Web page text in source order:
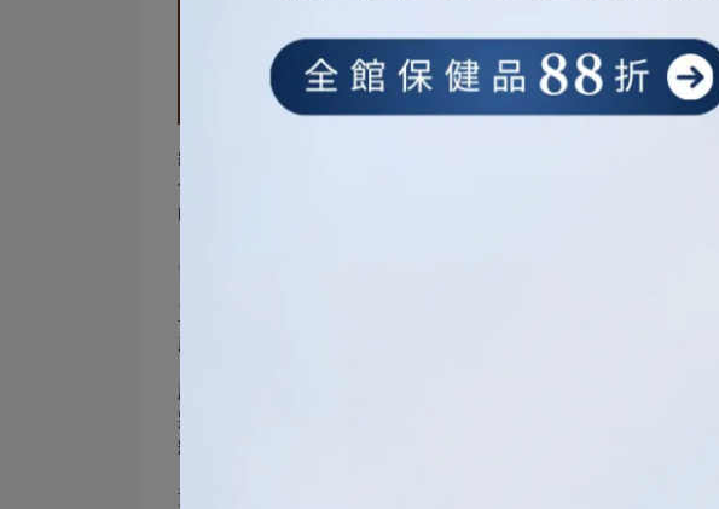
總結來說，不洗臉可能會導致髒污殘留對毛孔產生不良影響，
化和影響肌膚質地。為了維護肌膚的健康和美麗，務必確保卸
吸、排出髒污，並保持明亮光滑的狀態。
卸妝完可以不洗臉嗎：角質代謝和保濕效果
正確的卸妝步驟不僅僅在於清除彩妝，還包括對肌膚進行徹底
能確保肌膚的角質代謝和保濕效果得到良好的維持。
肌膚表面的角質層是防止污垢進入肌膚的第一道屏障，因此角
妝卸除，這些彩妝殘留物、污垢和皮脂聚積在肌膚表面時，會
糙、暗沉以及毛孔粗大等問題。
洗臉程序能夠去除這些堆積在肌膚表面的髒污，促進角質代謝